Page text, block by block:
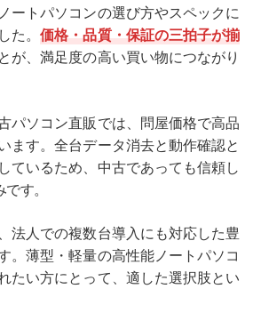
ートパソコンの選び方やスペックに
た。価格・品質・保証の三拍子が揃
が、満足度の高い買い物につながり
パソコン直販では、問屋価格で高品
ます。全台データ消去と動作確認と
ているため、中古であっても信頼し
す。
法人での複数台導入にも対応した豊
。薄型・軽量の高性能ノートパソコ
たい方にとって、適した選択肢とい